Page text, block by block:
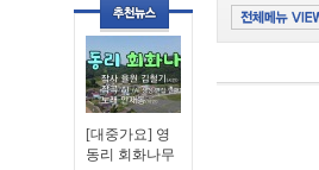
[대중가요] 영
동리 회화나무